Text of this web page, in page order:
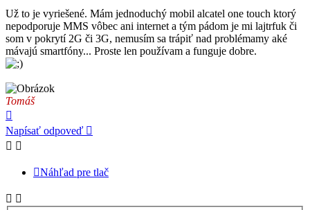
Už to je vyriešené. Mám jednoduchý mobil alcatel one touch ktorý
nepodporuje MMS vôbec ani internet a tým pádom je mi lajtrfuk či
som v pokrytí 2G či 3G, nemusím sa trápiť nad problémamy aké
mávajú smartfóny... Proste len používam a funguje dobre.
Tomáš
Napísať odpoveď
Náhľad pre tlač